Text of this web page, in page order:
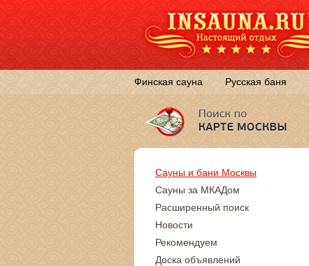
Финская сауна Русская баня
Сауны и бани Москвы
Сауны за МКАДом
Расширенный поиск
Новости
Рекомендуем
Доска объявлений